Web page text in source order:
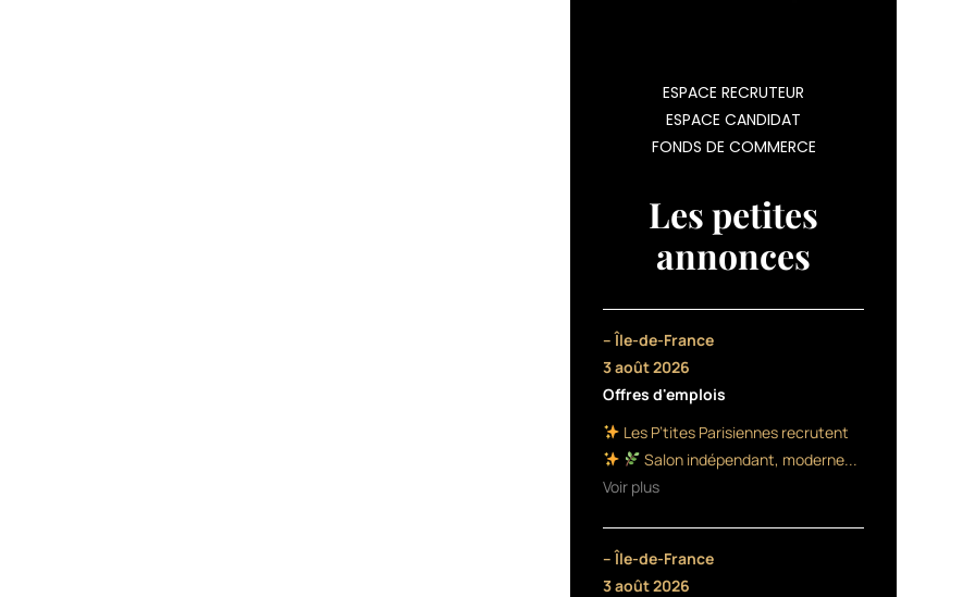
ESPACE RECRUTEUR
ESPACE CANDIDAT
FONDS DE COMMERCE
Les petites
annonces
– Île-de-France
3 août 2026
Offres d'emplois
Les P’tites Parisiennes recrutent
Salon indépendant, moderne...
Voir plus
– Île-de-France
3 août 2026